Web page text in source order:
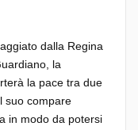
dalla Regina
la
la pace tra due
suo compare
in modo da potersi